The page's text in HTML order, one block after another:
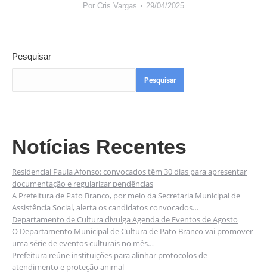
Por Cris Vargas 29/04/2025
Pesquisar
Pesquisar
Notícias Recentes
Residencial Paula Afonso: convocados têm 30 dias para apresentar
documentação e regularizar pendências
A Prefeitura de Pato Branco, por meio da Secretaria Municipal de
Assistência Social, alerta os candidatos convocados…
Departamento de Cultura divulga Agenda de Eventos de Agosto
O Departamento Municipal de Cultura de Pato Branco vai promover
uma série de eventos culturais no mês…
Prefeitura reúne instituições para alinhar protocolos de
atendimento e proteção animal